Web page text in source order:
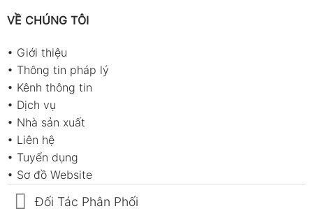
VỀ CHÚNG TÔI
• Giới thiệu
• Thông tin pháp lý
• Kênh thông tin
• Dịch vụ
• Nhà sản xuất
• Liên hệ
• Tuyển dụng
• Sơ đồ Website
Đối Tác Phân Phối